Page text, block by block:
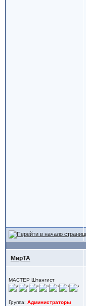
МирТА
МАСТЕР Штангист
Группа: Администраторы